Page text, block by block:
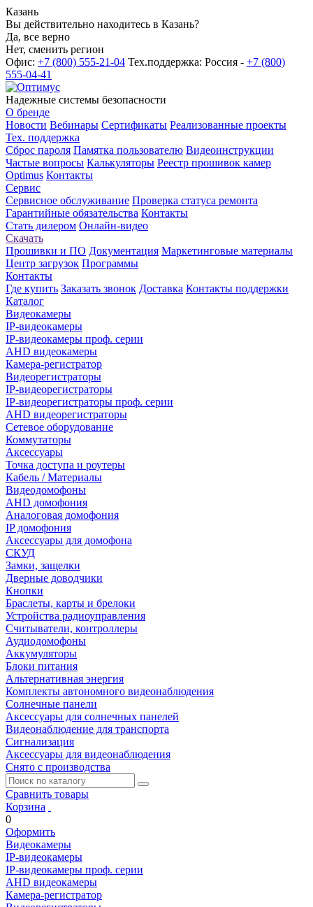
Казань
Вы действительно находитесь в Казань?
Да, все верно
Нет, сменить регион
Офис: +7 (800) 555-21-04 Тех.поддержка: Россия - +7 (800)
555-04-41
Надежные системы безопасности
О бренде
Новости Вебинары Сертификаты Реализованные проекты
Тех. поддержка
Сброс пароля Памятка пользователю Видеоинструкции
Частые вопросы Калькуляторы Реестр прошивок камер
Optimus Контакты
Сервис
Сервисное обслуживание Проверка статуса ремонта
Гарантийные обязательства Контакты
Стать дилером Онлайн-видео
Скачать
Прошивки и ПО Документация Маркетинговые материалы
Центр загрузок Программы
Контакты
Где купить Заказать звонок Доставка Контакты поддержки
Каталог
Видеокамеры
IP-видеокамеры
IP-видеокамеры проф. серии
AHD видеокамеры
Камера-регистратор
Видеорегистраторы
IP-видеорегистраторы
IP-видеорегистраторы проф. серии
AHD видеорегистраторы
Сетевое оборудование
Коммутаторы
Аксессуары
Точка доступа и роутеры
Кабель / Материалы
Видеодомофоны
AHD домофония
Аналоговая домофония
IP домофония
Аксессуары для домофона
СКУД
Замки, защелки
Дверные доводчики
Кнопки
Браслеты, карты и брелоки
Устройства радиоуправления
Считыватели, контроллеры
Аудиодомофоны
Аккумуляторы
Блоки питания
Альтернативная энергия
Комплекты автономного видеонаблюдения
Солнечные панели
Аксессуары для солнечных панелей
Видеонаблюдение для транспорта
Сигнализация
Аксессуары для видеонаблюдения
Снято с производства
Сравнить товары
Корзина
0
Оформить
Видеокамеры
IP-видеокамеры
IP-видеокамеры проф. серии
AHD видеокамеры
Камера-регистратор